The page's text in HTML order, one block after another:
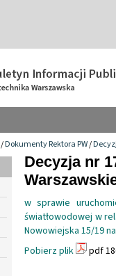
/Dokumenty Rektora PW/
Decyzja nr
w sprawie
światłowodowej w
Nowowiejska 15/19
Pobierz plik
pdf